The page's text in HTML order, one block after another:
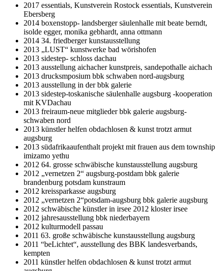
2017 essentials, Kunstverein Rostock essentials, Kunstverein
Ebersberg
2014 boxenstopp- landsberger säulenhalle mit beate berndt,
isolde egger, monika gebhardt, anna ottmann
2014 34. friedberger kunstausstellung
2013 „LUST“ kunstwerke bad wörishofen
2013 sidestep- schloss dachau
2013 ausstellung aichacher kunstpreis, sandepothalle aichach
2013 drucksmposium bbk schwaben nord-augsburg
2013 ausstellung in der bbk galerie
2013 sidestep-toskanische säulenhalle augsburg -kooperation
mit KVDachau
2013 freiraum-neue mitglieder bbk galerie augsburg-
schwaben nord
2013 künstler helfen obdachlosen & kunst trotzt armut
augsburg
2013 südafrikaaufenthalt projekt mit frauen aus dem township
imizamo yethu
2012 64. grosse schwäbische kunstausstellung augsburg
2012 „vernetzen 2“ augsburg-postdam bbk galerie
brandenburg potsdam kunstraum
2012 kreissparkasse augsburg
2012 „vernetzen 2“potsdam-augsburg bbk galerie augsburg
2012 schwäbische künstler in irsee 2012 kloster irsee
2012 jahresausstellung bbk niederbayern
2012 kulturmodell passau
2011 63. große schwäbische kunstausstellung augsburg
2011 “beLichtet“, ausstellung des BBK landesverbands,
kempten
2011 künstler helfen obdachlosen & kunst trotzt armut